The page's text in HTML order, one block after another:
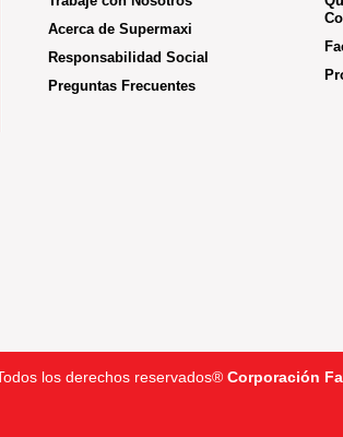
Acerca de Supermaxi
Responsabilidad Social
Preguntas Frecuentes
los derechos reservados® Corporación